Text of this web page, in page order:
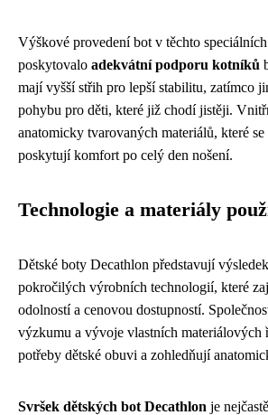
Výškové provedení bot v těchto
poskytovalo adekvátní podporu kotníků
mají vyšší střih pro lepší stabilitu, zatímco
pohybu pro děti, které již chodí jistěji.
anatomicky tvarovaných materiálů, které
poskytují komfort po celý den nošení.
Technologie a materiály
Dětské boty Decathlon představují
pokročilých výrobních technologií, které
odolností a cenovou dostupností.
výzkumu a vývoje vlastních materiálových
potřeby dětské obuvi a zohledňují
Svršek dětských bot Decathlon je